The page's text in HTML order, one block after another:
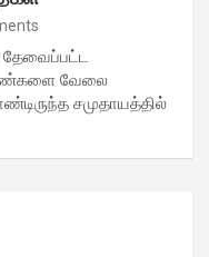
வேலை
சமுதாயத்தில்